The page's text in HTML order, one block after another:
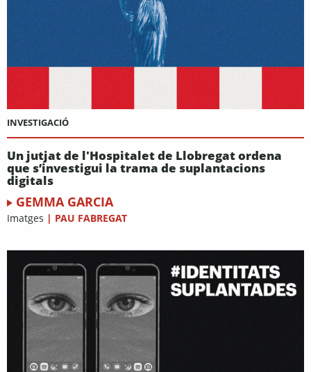
INVESTIGACIÓ
Un jutjat de l'Hospitalet de Llobregat ordena
que s’investigui la trama de suplantacions
digitals
GEMMA GARCIA
Imatges | PAU FABREGAT